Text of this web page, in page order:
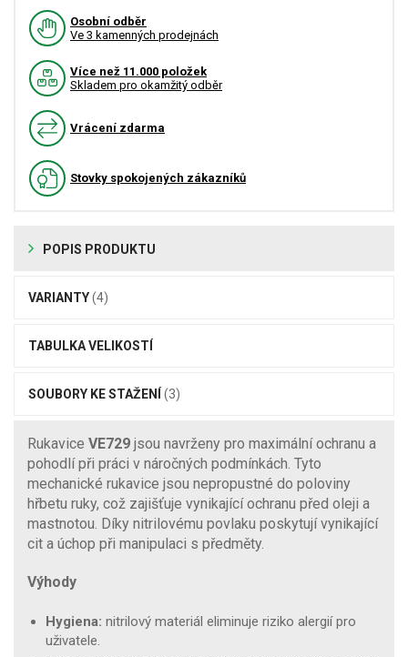
Osobní odběr
Ve 3 kamenných prodejnách
Více než 11.000 položek
Skladem pro okamžitý odběr
Vrácení zdarma
Stovky spokojených zákazníků
POPIS PRODUKTU
VARIANTY(4)
TABULKA VELIKOSTÍ
SOUBORY KE STAŽENÍ (3)
Rukavice VE729 jsou navrženy pro maximální ochranu a
pohodlí při práci v náročných podmínkách. Tyto
mechanické rukavice jsou nepropustné do poloviny
hřbetu ruky, což zajišťuje vynikající ochranu před oleji a
mastnotou. Díky nitrilovému povlaku poskytují vynikající
cit a úchop při manipulaci s předměty.
Výhody
Hygiena: nitrilový materiál eliminuje riziko alergií pro
uživatele.